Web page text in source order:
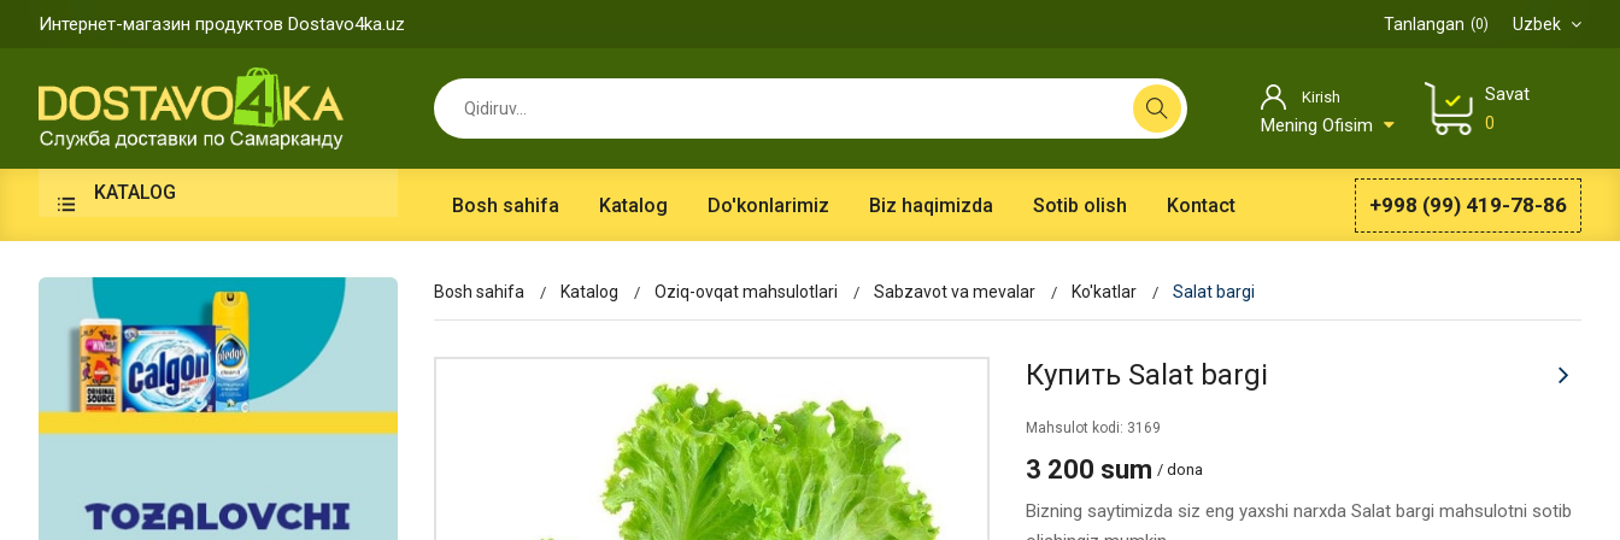
Интернет-магазин продуктов Dostavo4ka.uz Uzbek
Tanlangan 0
Kirish
Mening Ofisim
Savat
0
KATALOG
Bosh sahifa Katalog Do'konlarimiz Biz haqimizda Sotib olish Kontact +998 (99) 419-78-86
Bosh sahifa Katalog Oziq-ovqat mahsulotlari Sabzavot va mevalar Ko'katlar Salat bargi
Купить Salat bargi
Mahsulot kodi: 3169
3 200 sum / dona
Bizning saytimizda siz eng yaxshi narxda Salat bargi mahsulotni sotib